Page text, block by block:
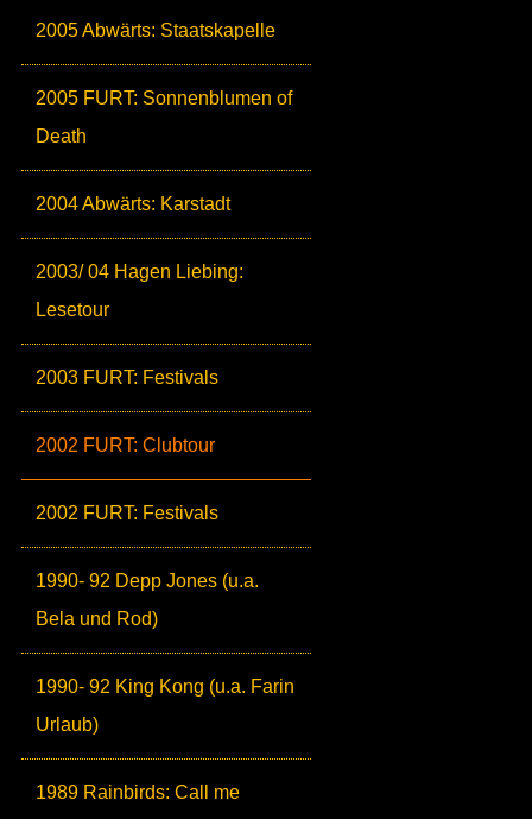
2005 Abwärts: Staatskapelle
2005 FURT: Sonnenblumen of
Death
2004 Abwärts: Karstadt
2003/ 04 Hagen Liebing:
Lesetour
2003 FURT: Festivals
2002 FURT: Clubtour
2002 FURT: Festivals
1990- 92 Depp Jones (u.a.
Bela und Rod)
1990- 92 King Kong (u.a. Farin
Urlaub)
1989 Rainbirds: Call me